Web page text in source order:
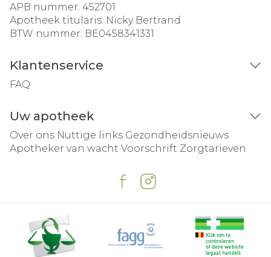
APB nummer: 452701
Apotheek titularis: Nicky Bertrand
BTW nummer: BE0458341331
Klantenservice
FAQ
Uw apotheek
Over ons Nuttige links Gezondheidsnieuws
Apotheker van wacht Voorschrift Zorgtarieven